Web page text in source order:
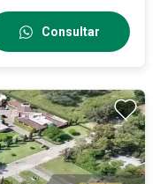
Consultar